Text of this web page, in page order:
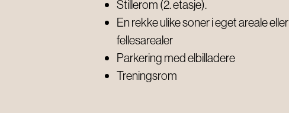
Lei kontor
For leietakere
Stillerom (2. etasje).
En rekke ulike soner i eget areale eller
fellesarealer
Parkering med elbilladere
Treningsrom